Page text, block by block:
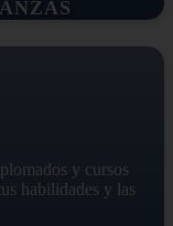
y cursos
habilidades y las